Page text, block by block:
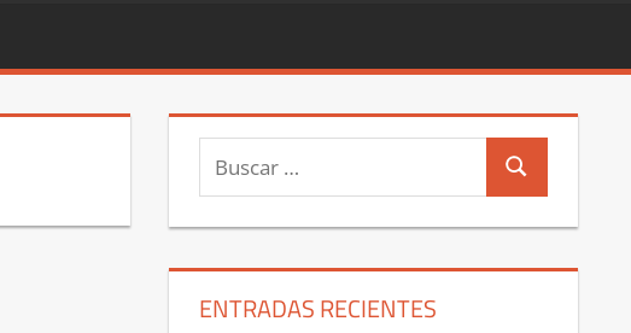
Buscar:
Buscar
ENTRADAS RECIENTES